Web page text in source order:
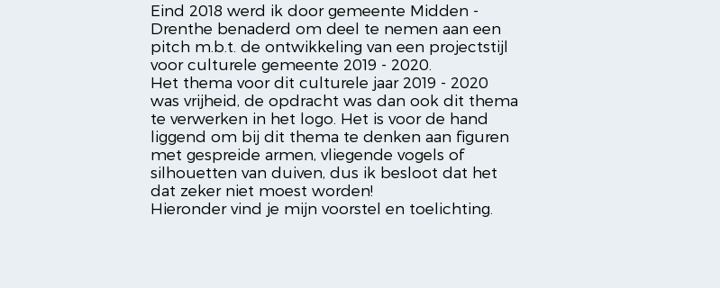
Eind 2018 werd ik door gemeente Midden -
Drenthe benaderd om deel te nemen aan een
pitch m.b.t. de ontwikkeling van een projectstijl
voor culturele gemeente 2019 - 2020.
Het thema voor dit culturele jaar 2019 - 2020
was vrijheid, de opdracht was dan ook dit thema
te verwerken in het logo. Het is voor de hand
liggend om bij dit thema te denken aan figuren
met gespreide armen, vliegende vogels of
silhouetten van duiven, dus ik besloot dat het
dat zeker niet moest worden!
Hieronder vind je mijn voorstel en toelichting.